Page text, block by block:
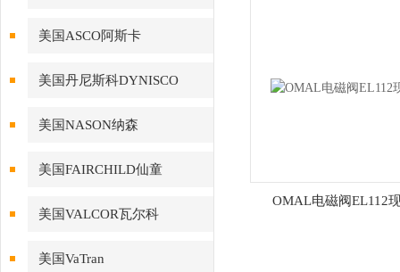
美国ASCO阿斯卡
美国丹尼斯科DYNISCO
美国NASON纳森
美国FAIRCHILD仙童
美国VALCOR瓦尔科
美国VaTran
OMAL电磁阀EL112